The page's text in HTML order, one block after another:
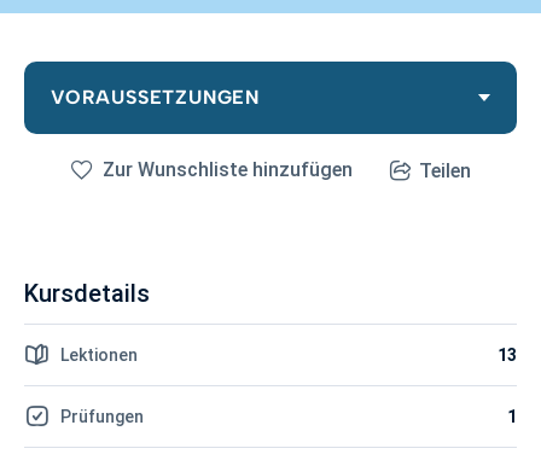
VORAUSSETZUNGEN
Zur Wunschliste hinzufügen Teilen
Kursdetails
Lektionen 13
Prüfungen 1